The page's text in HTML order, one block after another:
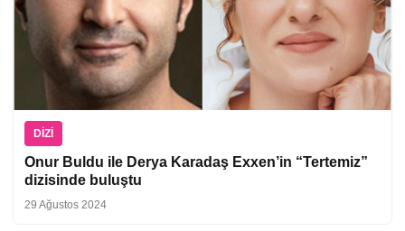
DIZI
Onur Buldu ile Derya Karadaş Exxen’in “Tertemiz”
dizisinde buluştu
29 Ağustos 2024